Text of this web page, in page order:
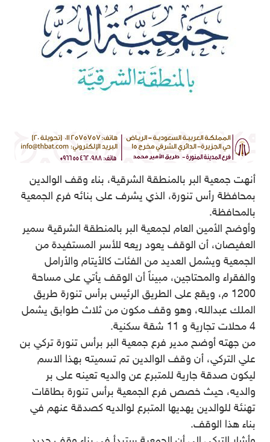
أنهت جمعية البر بالمنطقة الشرقية، بناء وقف الوالدين
بمحافظة رأس تنورة، الذي يشرف على بنائه فرع الجمعية
بالمحافظة.
وأوضح الأمين العام لجمعية البر بالمنطقة الشرقية سمير
العفيصان، أن الوقف يعود ريعه للأسر المستفيدة من
الجمعية ويشمل العديد من الفئات كالأيتام والأرامل
والفقراء والمحتاجين، مبيناً أن الوقف يأتي على مساحة
1200 م، ويقع على الطريق الرئيس برأس تنورة طريق
الملك عبدالله، وهو وقف مكون من ثلاث طوابق يشمل
4 محلات تجارية و 11 شقة سكنية.
من جهته أوضح مدير فرع جمعية البر برأس تنورة تركي بن
علي التركي، أن وقف الوالدين تم تسميته بهذا الاسم
ليكون صدقة جارية للمتبرع عن والديه تعينه على بر
والديه، حيث خصص فرع الجمعية برأس تنورة بطاقات
تهنئة للوالدين يهديها المتبرع لوالديه كصدقة عنهم في
بناء هذا الوقف.